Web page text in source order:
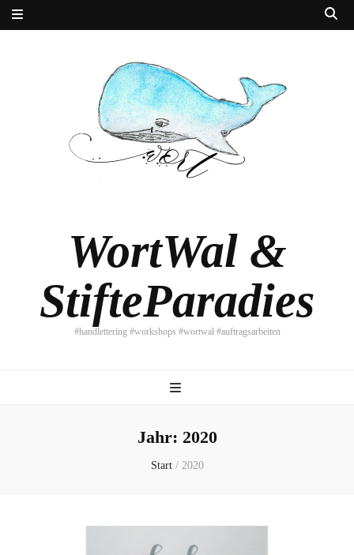
WortWal &
StifteParadies
#handlettering #workshops #wortwal #auftragsarbeiten
Jahr: 2020
Start / 2020